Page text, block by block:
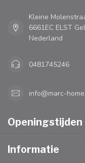
Kleine
6661EC ELST
Nederland
0481745246
info@marc-
Openingstijden
Informatie